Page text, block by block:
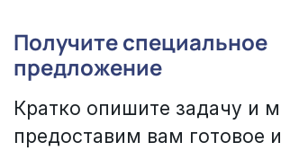
Получите специальное
предложение
Кратко опишите задачу и
предоставим вам готовое